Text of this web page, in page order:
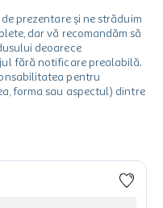
prezentare și ne străduim
dar vă recomandăm să
deoarece
fără notificare prealabilă.
pentru
forma sau aspectul) dintre